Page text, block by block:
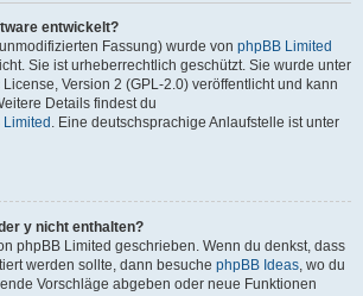
entwickelt?
Fassung) wurde von phpBB Limited
Sie ist urheberrechtlich geschützt. Sie wurde unter
Version 2 (GPL-2.0) veröffentlicht und kann
Details findest du
. Eine deutschsprachige Anlaufstelle ist unter
y nicht enthalten?
phpBB Limited geschrieben. Wenn du denkst, dass
werden sollte, dann besuche phpBB Ideas, wo du
Vorschläge abgeben oder neue Funktionen